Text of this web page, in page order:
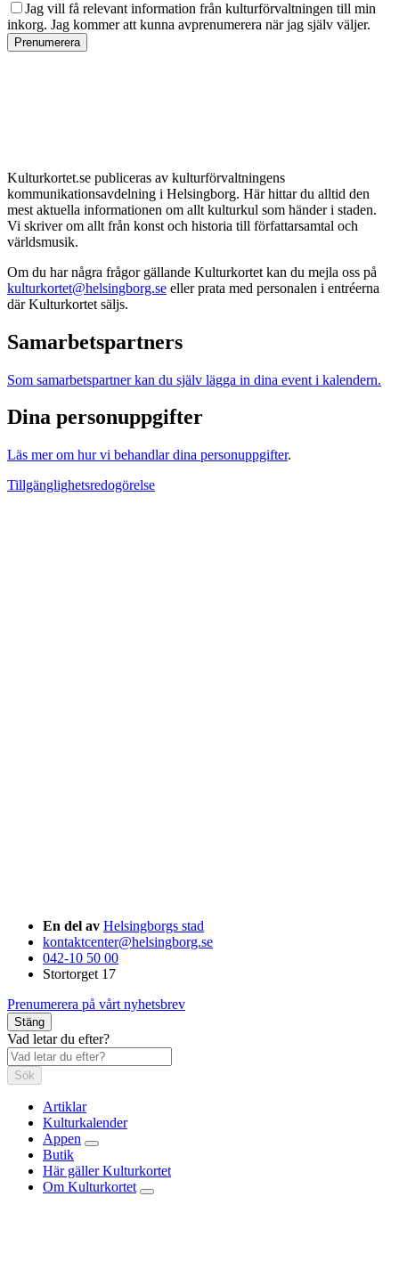
Jag vill få relevant information från kulturförvaltningen till min
inkorg. Jag kommer att kunna avprenumerera när jag själv väljer.
Prenumerera
Kulturkortet.se publiceras av kulturförvaltningens
kommunikationsavdelning i Helsingborg. Här hittar du alltid den
mest aktuella informationen om allt kulturkul som händer i staden.
Vi skriver om allt från konst och historia till författarsamtal och
världsmusik.
Om du har några frågor gällande Kulturkortet kan du mejla oss på
kulturkortet@helsingborg.se eller prata med personalen i entréerna
där Kulturkortet säljs.
Samarbetspartners
Som samarbetspartner kan du själv lägga in dina event i kalendern.
Dina personuppgifter
Läs mer om hur vi behandlar dina personuppgifter.
Tillgänglighetsredogörelse
En del av Helsingborgs stad
kontaktcenter@helsingborg.se
042-10 50 00
Stortorget 17
Prenumerera på vårt nyhetsbrev
Stäng
Vad letar du efter?
Sök
Artiklar
Kulturkalender
Appen
Butik
Här gäller Kulturkortet
Om Kulturkortet